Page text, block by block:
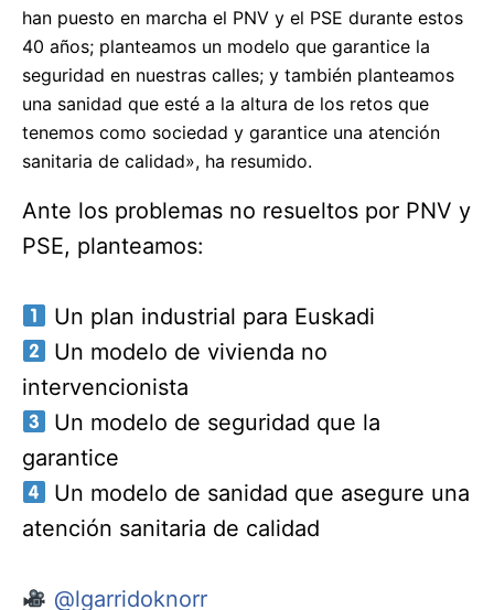
han puesto en marcha el PNV y el PSE durante estos
40 años; planteamos un modelo que garantice la
seguridad en nuestras calles; y también planteamos
una sanidad que esté a la altura de los retos que
tenemos como sociedad y garantice una atención
sanitaria de calidad», ha resumido.
Ante los problemas no resueltos por PNV y
PSE, planteamos:
Un plan industrial para Euskadi
Un modelo de vivienda no
intervencionista
Un modelo de seguridad que la
garantice
Un modelo de sanidad que asegure una
atención sanitaria de calidad
@lgarridoknorr